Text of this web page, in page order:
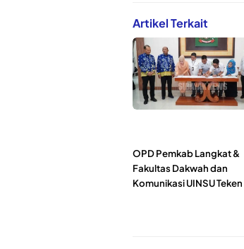
Artikel Terkait
OPD Pemkab Langkat &
Fakultas Dakwah dan
Komunikasi UINSU